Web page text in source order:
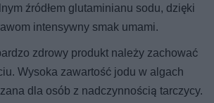
źródłem glutaminianu sodu, dzięki
intensywny smak umami.
zdrowy produkt należy zachować
Wysoka zawartość jodu w algach
dla osób z nadczynnością tarczycy.